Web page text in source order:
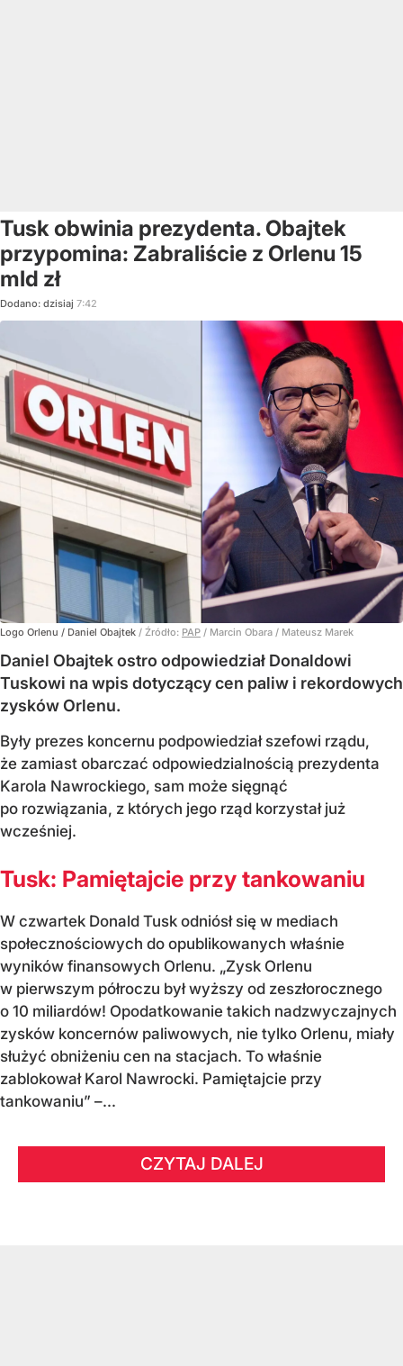
Tusk obwinia prezydenta. Obajtek
przypomina: Zabraliście z Orlenu 15
mld zł
Dodano: dzisiaj 7:42
Logo Orlenu / Daniel Obajtek / Źródło: PAP / Marcin Obara / Mateusz Marek
Daniel Obajtek ostro odpowiedział Donaldowi
Tuskowi na wpis dotyczący cen paliw i rekordowych
zysków Orlenu.
Były prezes koncernu podpowiedział szefowi rządu,
że zamiast obarczać odpowiedzialnością prezydenta
Karola Nawrockiego, sam może sięgnąć
po rozwiązania, z których jego rząd korzystał już
wcześniej.
Tusk: Pamiętajcie przy tankowaniu
W czwartek Donald Tusk odniósł się w mediach
społecznościowych do opublikowanych właśnie
wyników finansowych Orlenu. „Zysk Orlenu
w pierwszym półroczu był wyższy od zeszłorocznego
o 10 miliardów! Opodatkowanie takich nadzwyczajnych
zysków koncernów paliwowych, nie tylko Orlenu, miały
służyć obniżeniu cen na stacjach. To właśnie
zablokował Karol Nawrocki. Pamiętajcie przy
tankowaniu” –...
CZYTAJ DALEJ